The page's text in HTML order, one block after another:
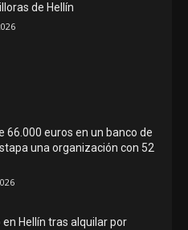
de Hellín
66.000 euros en un banco de
una organización con 52
en Hellín tras alquilar por